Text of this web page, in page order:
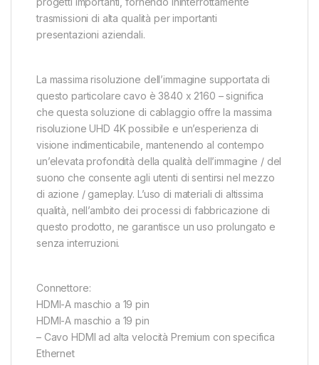
trasmissioni di alta qualità per importanti
presentazioni aziendali.
La massima risoluzione dell’immagine supportata di
questo particolare cavo è 3840 x 2160 – significa
che questa soluzione di cablaggio offre la massima
risoluzione UHD 4K possibile e un’esperienza di
visione indimenticabile, mantenendo al contempo
un’elevata profondità della qualità dell’immagine / del
suono che consente agli utenti di sentirsi nel mezzo
di azione / gameplay. L’uso di materiali di altissima
qualità, nell’ambito dei processi di fabbricazione di
questo prodotto, ne garantisce un uso prolungato e
senza interruzioni.
Connettore:
HDMI-A maschio a 19 pin
HDMI-A maschio a 19 pin
– Cavo HDMI ad alta velocità Premium con specifica
Ethernet